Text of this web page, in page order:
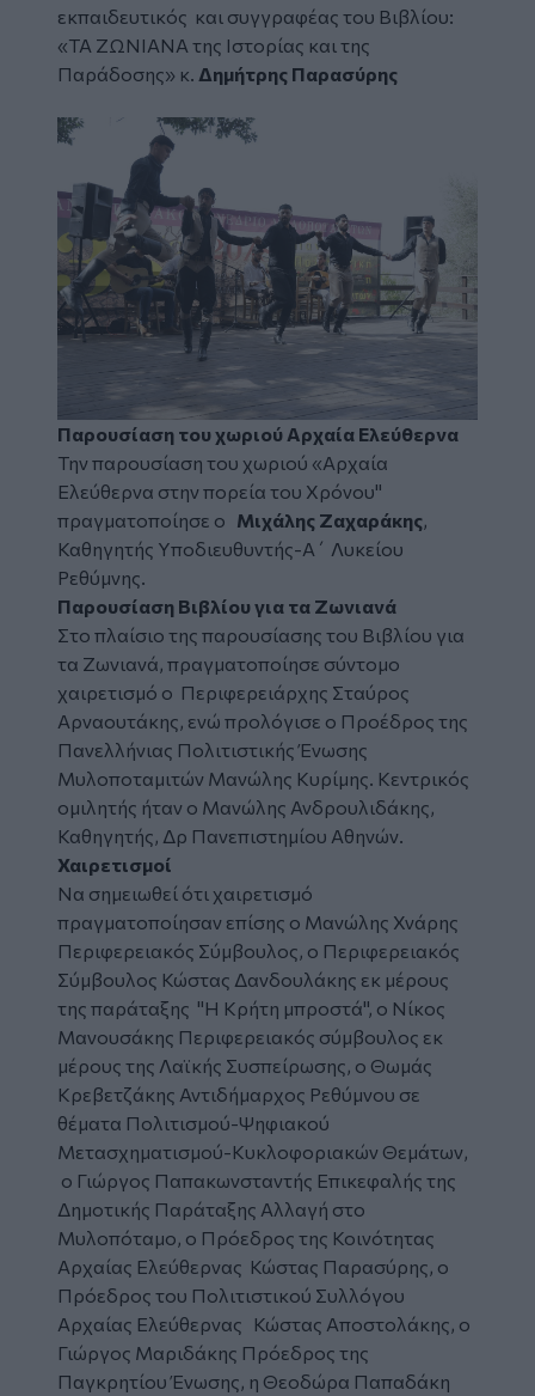
εκπαιδευτικός και συγγραφέας του Βιβλίου:
«ΤΑ ΖΩΝΙΑΝΑ της Ιστορίας και της
Παράδοσης» κ. Δημήτρης Παρασύρης
Παρουσίαση του χωριού Αρχαία Ελεύθερνα
Την παρουσίαση του χωριού «Αρχαία
Ελεύθερνα στην πορεία του Χρόνου"
πραγματοποίησε ο Μιχάλης Ζαχαράκης
Καθηγητής Υποδιευθυντής-Α΄ Λυκείου
Ρεθύμνης.
Παρουσίαση Βιβλίου για τα Ζωνιανά
Στο πλαίσιο της παρουσίασης του Βιβλίου για
τα Ζωνιανά, πραγματοποίησε σύντομο
χαιρετισμό ο Περιφερειάρχης Σταύρος
Αρναουτάκης, ενώ προλόγισε ο Προέδρος της
Πανελλήνιας Πολιτιστικής Ένωσης
Μυλοποταμιτών Μανώλης Κυρίμης. Κεντρικός
ομιλητής ήταν ο Μανώλης Ανδρουλιδάκης,
Καθηγητής, Δρ Πανεπιστημίου Αθηνών.
Χαιρετισμοί
Να σημειωθεί ότι χαιρετισμό
πραγματοποίησαν επίσης ο Μανώλης Χνάρης
Περιφερειακός Σύμβουλος, ο Περιφερειακός
Σύμβουλος Κώστας Δανδουλάκης εκ μέρους
της παράταξης "Η Κρήτη μπροστά", ο Νίκος
Μανουσάκης Περιφερειακός σύμβουλος εκ
μέρους της Λαϊκής Συσπείρωσης, ο Θωμάς
Κρεβετζάκης Αντιδήμαρχος Ρεθύμνου σε
θέματα Πολιτισμού-Ψηφιακού
Μετασχηματισμού-Κυκλοφοριακών Θεμάτων,
ο Γιώργος Παπακωνσταντής Επικεφαλής της
Δημοτικής Παράταξης Αλλαγή στο
Μυλοπόταμο, ο Πρόεδρος της Κοινότητας
Αρχαίας Ελεύθερνας Κώστας Παρασύρης, ο
Πρόεδρος του Πολιτιστικού Συλλόγου
Αρχαίας Ελεύθερνας Κώστας Αποστολάκης, ο
Γιώργος Μαριδάκης Πρόεδρος της
Παγκρητίου Ένωσης, η Θεοδώρα Παπαδάκη